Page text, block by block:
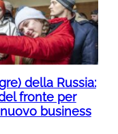
della Russia:
fronte per
business